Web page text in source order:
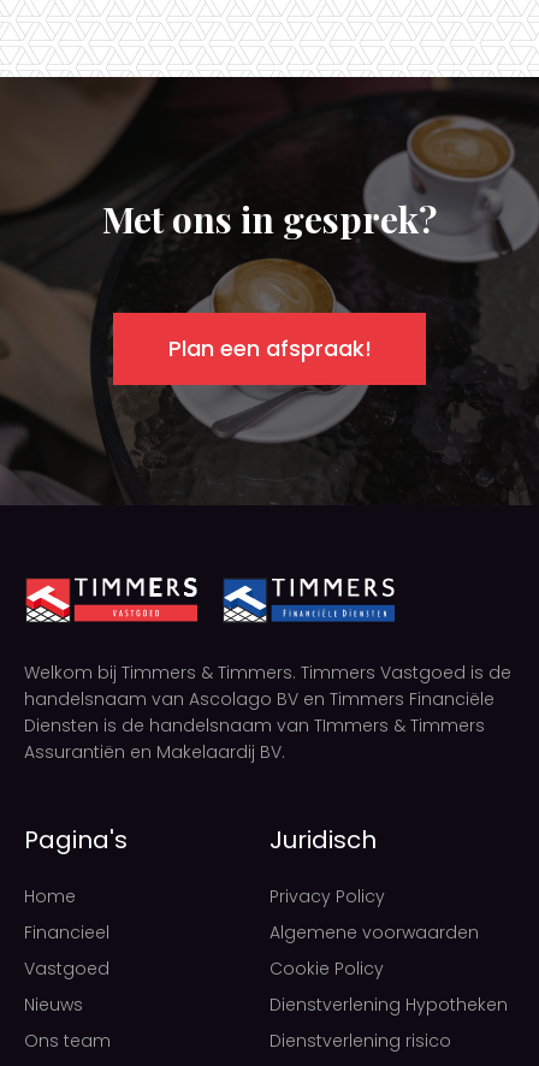
Met ons in gesprek?
Plan een afspraak!
Welkom bij Timmers & Timmers. Timmers Vastgoed is de
handelsnaam van Ascolago BV en Timmers Financiële
Diensten is de handelsnaam van TImmers & Timmers
Assurantiën en Makelaardij BV.
Pagina's
Home
Financieel
Vastgoed
Nieuws
Ons team
Juridisch
Privacy Policy
Algemene voorwaarden
Cookie Policy
Dienstverlening Hypotheken
Dienstverlening risico